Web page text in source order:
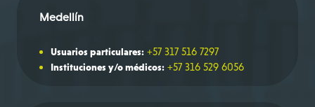
Medellín
Usuarios particulares: +57 317 516 7297
Instituciones y/o médicos: +57 316 529 6056